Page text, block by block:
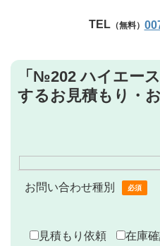
TEL（無料）
「№202 ハイエー
するお見積もり・
お問い合わせ種別 必須
見積もり依頼 在庫